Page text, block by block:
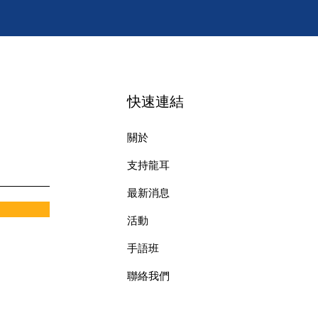
快速連結
關於
支持龍耳
最新消息
​活動
手語班
​聯絡我們